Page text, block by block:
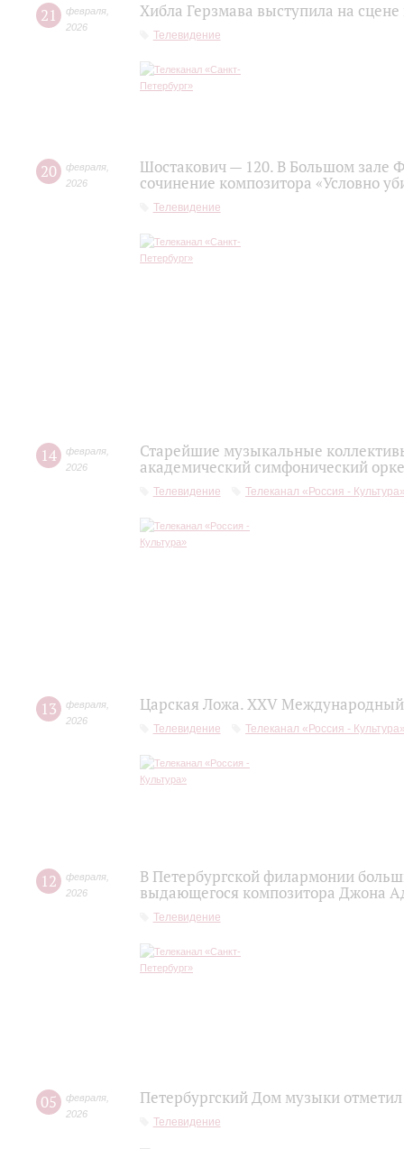
21 февраля
2026
Хибла Герзмава выступила на
Телевидение
20 февраля
2026
Шостакович — 120. В Большом зале
сочинение композитора «Условно
Телевидение
14 февраля
2026
Старейшие музыкальные
академический симфонический
Телевидение Телеканал «Россия -
13 февраля
2026
Царская Ложа. XXV
Телевидение Телеканал «Россия -
12 февраля
2026
В Петербургской филармонии
выдающегося композитора Джона
Телевидение
05 февраля
2026
Петербургский Дом музыки
Телевидение